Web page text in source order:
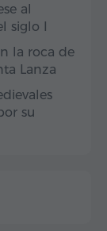
al
siglo I
la roca de
Lanza
su